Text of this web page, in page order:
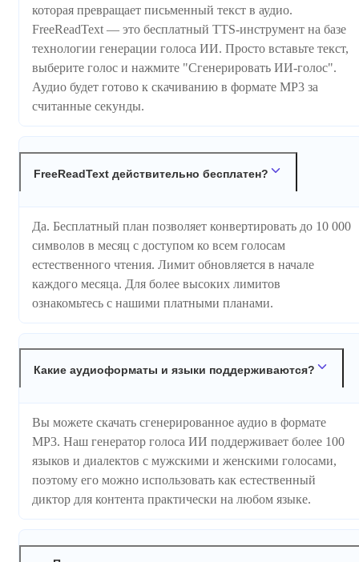
которая превращает письменный текст в аудио.
FreeReadText — это бесплатный TTS-инструмент на базе
технологии генерации голоса ИИ. Просто вставьте текст,
выберите голос и нажмите "Сгенерировать ИИ-голос".
Аудио будет готово к скачиванию в формате MP3 за
считанные секунды.
FreeReadText действительно бесплатен?
Да. Бесплатный план позволяет конвертировать до 10 000
символов в месяц с доступом ко всем голосам
естественного чтения. Лимит обновляется в начале
каждого месяца. Для более высоких лимитов
ознакомьтесь с нашими платными планами.
Какие аудиоформаты и языки поддерживаются?
Вы можете скачать сгенерированное аудио в формате
MP3. Наш генератор голоса ИИ поддерживает более 100
языков и диалектов с мужскими и женскими голосами,
поэтому его можно использовать как естественный
диктор для контента практически на любом языке.